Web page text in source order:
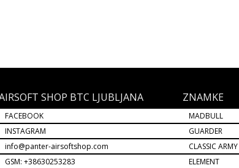
SHOP BTC LJUBLJANA
FACEBOOK
INSTAGRAM
info@panter-airsoftshop.com
GSM: +38630253283
ZNAMKE
MADBULL
GUARDER
CLASSIC ARMY
ELEMENT